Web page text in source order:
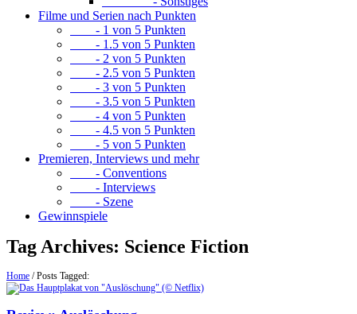
Filme und Serien nach Punkten
- 1 von 5 Punkten
- 1.5 von 5 Punkten
- 2 von 5 Punkten
- 2.5 von 5 Punkten
- 3 von 5 Punkten
- 3.5 von 5 Punkten
- 4 von 5 Punkten
- 4.5 von 5 Punkten
- 5 von 5 Punkten
Premieren, Interviews und mehr
- Conventions
- Interviews
- Szene
Gewinnspiele
Tag Archives: Science Fiction
Home /Posts Tagged: